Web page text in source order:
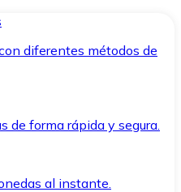
diferentes métodos de
de forma rápida y segura.
al instante.